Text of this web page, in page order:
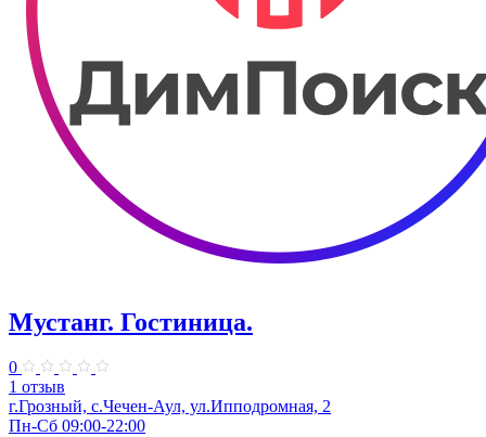
Мустанг. Гостиница.
0
1 отзыв
г.Грозный, с.Чечен-Аул, ул.Ипподромная, 2
Пн-Сб 09:00-22:00